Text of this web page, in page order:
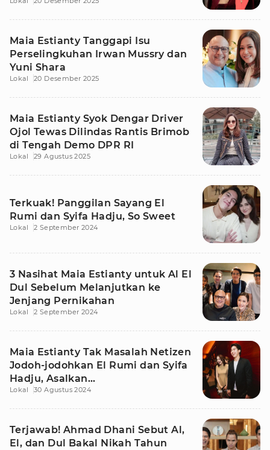
Hukum
Maia Estianty Tanggapi Isu
Perselingkuhan Irwan Mussry dan
Yuni Shara
Lokal 20 Desember 2025
Maia Estianty Syok Dengar Driver
Ojol Tewas Dilindas Rantis Brimob
di Tengah Demo DPR RI
Lokal 29 Agustus 2025
Terkuak! Panggilan Sayang El
Rumi dan Syifa Hadju, So Sweet
Lokal 2 September 2024
3 Nasihat Maia Estianty untuk Al El
Dul Sebelum Melanjutkan ke
Jenjang Pernikahan
Lokal 2 September 2024
Maia Estianty Tak Masalah Netizen
Jodoh-jodohkan El Rumi dan Syifa
Hadju, Asalkan...
Lokal 30 Agustus 2024
Terjawab! Ahmad Dhani Sebut Al,
El, dan Dul Bakal Nikah Tahun